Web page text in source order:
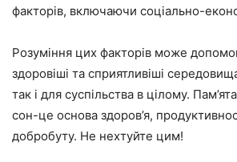
факторів, включаючи соціально-
Розуміння цих факторів може
здоровіші та сприятливіші
так і для суспільства в цілому.
сон-це основа здоров’я,
добробуту. Не нехтуйте цим!